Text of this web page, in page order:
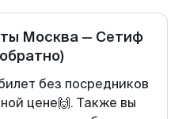
Москва — Сетиф
без посредников
цене🙌. Также вы